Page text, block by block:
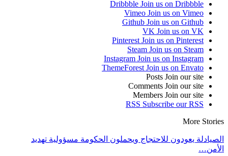
Dribbble Join us on Dribbble
Vimeo Join us on Vimeo
Github Join us on Github
VK Join us on VK
Pinterest Join us on Pinterest
Steam Join us on Steam
Instagram Join us on Instagram
ThemeForest Join us on Envato
Posts Join our site
Comments Join our site
Members Join our site
RSS Subscribe our RSS
More Stories
الصيادلة يعودون للاحتجاج ويحملون الحكومة مسؤولية تهديد
الأمن…